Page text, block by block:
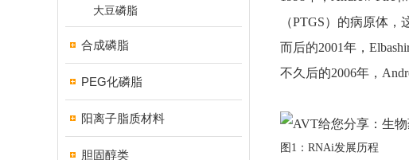
大豆磷脂
合成磷脂
PEG化磷脂
阳离子脂质材料
胆固醇类
（PTGS）的病原体
而后的2001年，
不久后的2006年，
图1：RNAi发展历程